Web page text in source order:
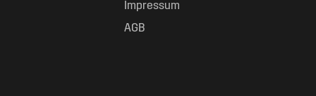
Impressum
AGB